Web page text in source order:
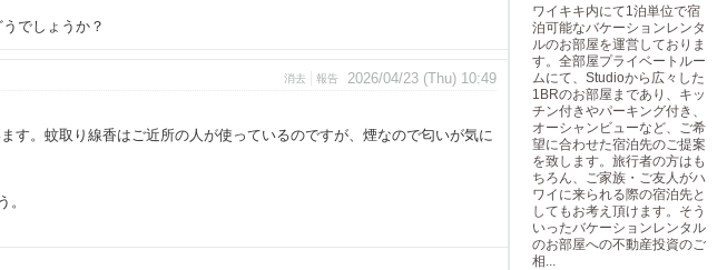
でしょうか？
2026/04/23 (Thu) 10:49
報告
消去
す。蚊取り線香はご近所の人が使っているのですが、煙なので匂いが気に
。
ワイキキ内にて1泊単位で宿
泊可能なバケーションレンタ
ルのお部屋を運営しておりま
す。全部屋プライベートルー
ムにて、Studioから広々した
1BRのお部屋まであり、キッ
チン付きやパーキング付き、
オーシャンビューなど、ご希
望に合わせた宿泊先のご提案
を致します。旅行者の方はも
ちろん、ご家族・ご友人がハ
ワイに来られる際の宿泊先と
してもお考え頂けます。そう
いったバケーションレンタル
のお部屋への不動産投資のご
相...